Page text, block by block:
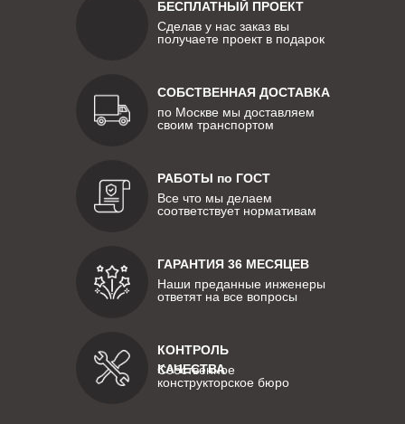
БЕСПЛАТНЫЙ ПРОЕКТ
Сделав у нас заказ вы
получаете проект в подарок
СОБСТВЕННАЯ ДОСТАВКА
по Москве мы доставляем
своим транспортом
РАБОТЫ по ГОСТ
Все что мы делаем
соответствует нормативам
КОНТРОЛЬ
КАЧЕСТВА
Собственное
конструкторское бюро
ГАРАНТИЯ 36 МЕСЯЦЕВ
Наши преданные инженеры
ответят на все вопросы